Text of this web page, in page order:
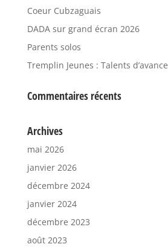
Coeur Cubzaguais
DADA sur grand écran 2026
Parents solos
Tremplin Jeunes : Talents d’avance
Commentaires récents
Archives
mai 2026
janvier 2026
décembre 2024
janvier 2024
décembre 2023
août 2023